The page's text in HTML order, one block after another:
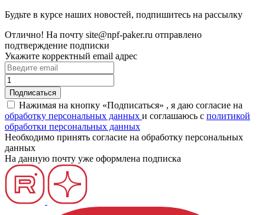
Будьте в курсе наших новостей, подпишитесь на рассылку
Отлично! На почту site@npf-paker.ru отправлено
подтверждение подписки
Укажите корректный email адрес
Нажимая на кнопку «Подписаться» , я даю согласие на
обработку персональных данных и соглашаюсь c политикой
обработки персональных данных
Необходимо принять согласие на обработку персональных
данных
На данную почту уже оформлена подписка